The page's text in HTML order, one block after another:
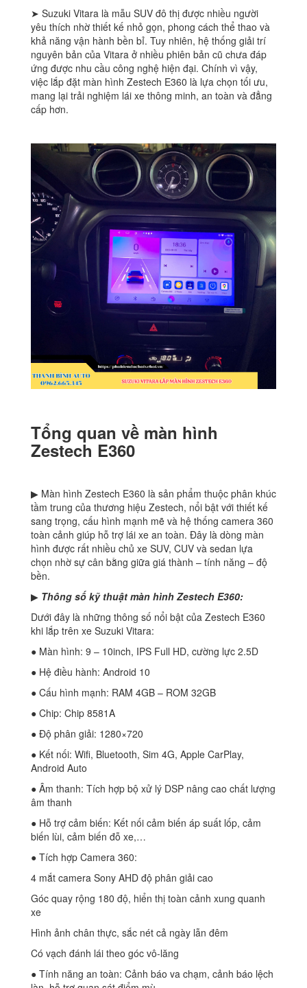
➤ Suzuki Vitara là mẫu SUV đô thị được nhiều người
yêu thích nhờ thiết kế nhỏ gọn, phong cách thể thao và
khả năng vận hành bền bỉ. Tuy nhiên, hệ thống giải trí
nguyên bản của Vitara ở nhiều phiên bản cũ chưa đáp
ứng được nhu cầu công nghệ hiện đại. Chính vì vậy,
việc lắp đặt màn hình Zestech E360 là lựa chọn tối ưu,
mang lại trải nghiệm lái xe thông minh, an toàn và đẳng
cấp hơn.
Tổng quan về màn hình
Zestech E360
▶ Màn hình Zestech E360 là sản phẩm thuộc phân khúc
tầm trung của thương hiệu Zestech, nổi bật với thiết kế
sang trọng, cấu hình mạnh mẽ và hệ thống camera 360
toàn cảnh giúp hỗ trợ lái xe an toàn. Đây là dòng màn
hình được rất nhiều chủ xe SUV, CUV và sedan lựa
chọn nhờ sự cân bằng giữa giá thành – tính năng – độ
bền.
▶ Thông số kỹ thuật màn hình Zestech E360:
Dưới đây là những thông số nổi bật của Zestech E360
khi lắp trên xe Suzuki Vitara:
● Màn hình: 9 – 10inch, IPS Full HD, cường lực 2.5D
● Hệ điều hành: Android 10
● Cấu hình mạnh: RAM 4GB – ROM 32GB
● Chip: Chip 8581A
● Độ phân giải: 1280×720
● Kết nối: Wifi, Bluetooth, Sim 4G, Apple CarPlay,
Android Auto
● Âm thanh: Tích hợp bộ xử lý DSP nâng cao chất lượng
âm thanh
● Hỗ trợ cảm biến: Kết nối cảm biến áp suất lốp, cảm
biến lùi, cảm biến đỗ xe,…
● Tích hợp Camera 360:
4 mắt camera Sony AHD độ phân giải cao
Góc quay rộng 180 độ, hiển thị toàn cảnh xung quanh
xe
Hình ảnh chân thực, sắc nét cả ngày lẫn đêm
Có vạch đánh lái theo góc vô-lăng
● Tính năng an toàn: Cảnh báo va chạm, cảnh báo lệch